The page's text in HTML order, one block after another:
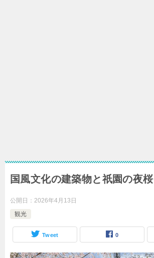
国風文化の建築物と祇園の夜桜
公開日： 2026年4月13日
観光
Tweet 0